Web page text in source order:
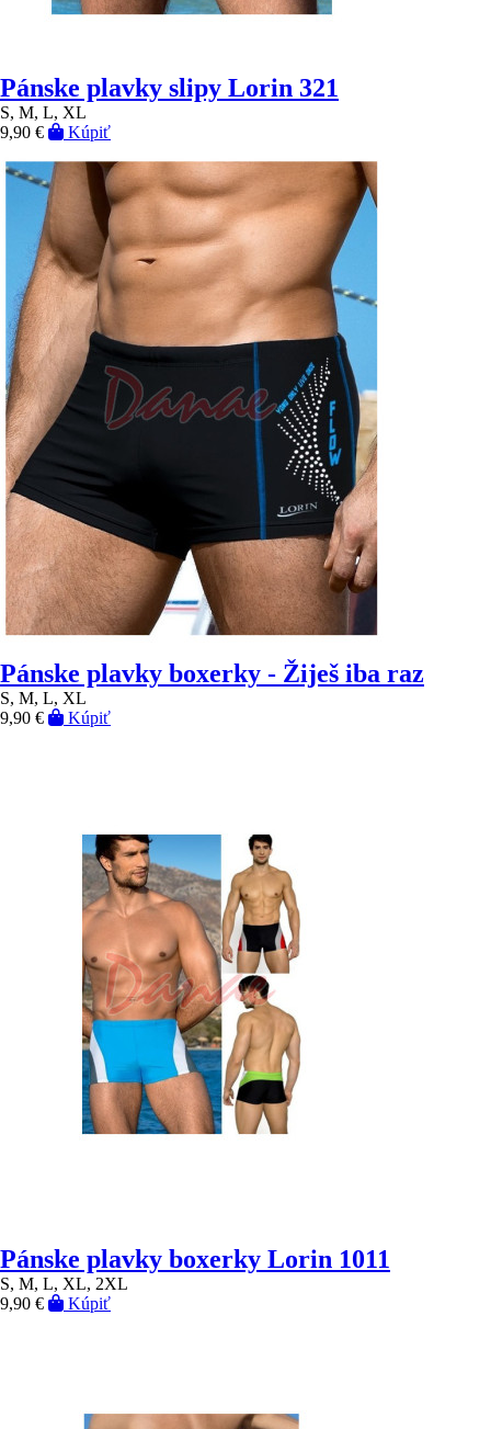
Pánske plavky slipy Lorin 321
S, M, L, XL
9,90 €
Kúpiť
Pánske plavky boxerky - Žiješ iba raz
S, M, L, XL
9,90 €
Kúpiť
Pánske plavky boxerky Lorin 1011
S, M, L, XL, 2XL
9,90 €
Kúpiť